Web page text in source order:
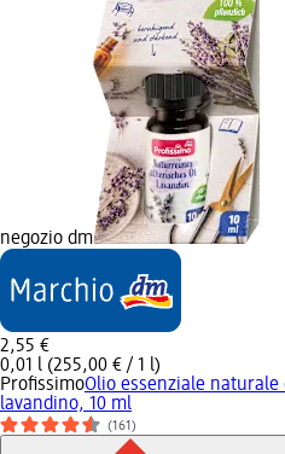
negozio dm
2,55 €
0,01 l (255,00 € / 1 l)
ProfissimoOlio essenziale naturale
lavandino, 10 ml
(161)